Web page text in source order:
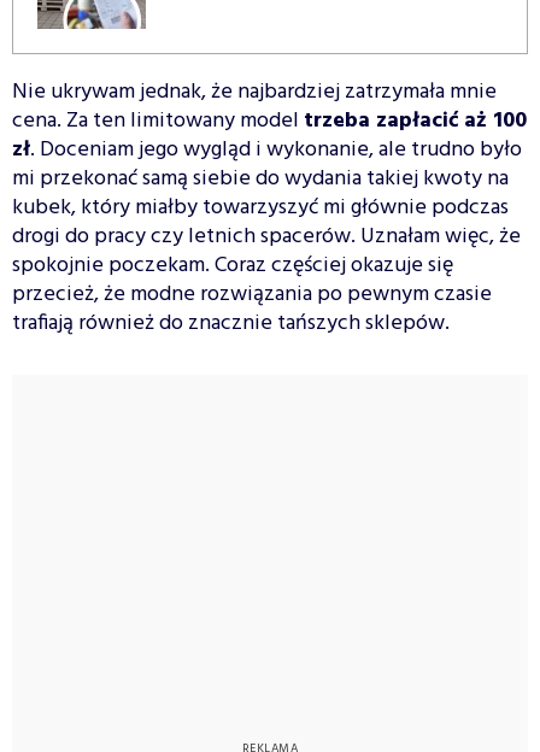
Nie ukrywam jednak, że najbardziej zatrzymała mnie
cena. Za ten limitowany model trzeba zapłacić aż 100
zł. Doceniam jego wygląd i wykonanie, ale trudno było
mi przekonać samą siebie do wydania takiej kwoty na
kubek, który miałby towarzyszyć mi głównie podczas
drogi do pracy czy letnich spacerów. Uznałam więc, że
spokojnie poczekam. Coraz częściej okazuje się
przecież, że modne rozwiązania po pewnym czasie
trafiają również do znacznie tańszych sklepów.